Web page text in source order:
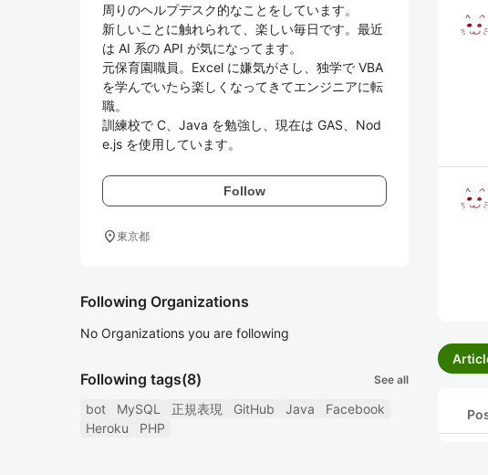
周りのヘルプデスク的なことをしています。
新しいことに触れられて、楽しい毎日です。最近
は AI 系の API が気になってます。
元保育園職員。Excel に嫌気がさし、独学で VBA
を学んでいたら楽しくなってきてエンジニアに転
職。
訓練校で C、Java を勉強し、現在は GAS、Nod
e.js を使用しています。
Follow
location_on東京都
Following Organizations
No Organizations you are following
Following tags(8) See all
bot MySQL 正規表現 GitHub Java
Facebook
Heroku
PHP